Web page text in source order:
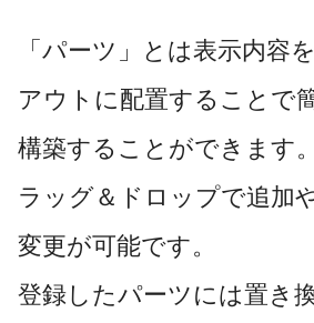
「パーツ」とは表示内容
アウトに配置することで
構築することができます
ラッグ＆ドロップで追加
変更が可能です。
登録したパーツには置き